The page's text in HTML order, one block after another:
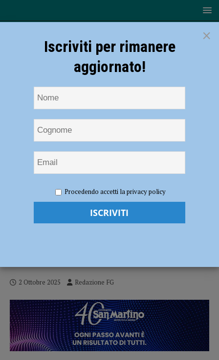
ragazzina scomparsa telefona alle amiche: “Sto bene”. Proseguono le
La ragazzina scomparsa telefona alle
2 Ottobre 2025 Redazione FG
×
Iscriviti per rimanere
aggiornato!
Procedendo accetti la privacy policy